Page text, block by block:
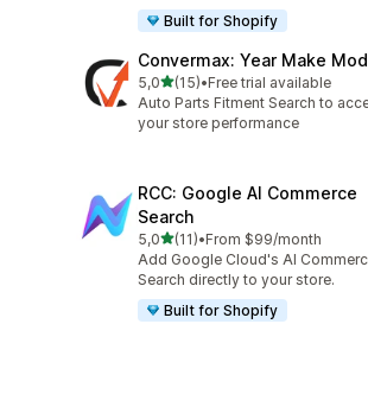
Built for Shopify
Convermax: Year Make
5,05 yıldız üzerinden
(15)
toplam 15 değerlendirme
•Free trial available
Auto Parts Fitment Search to
your store performance
RCC: Google AI Commerce
Search
5,05 yıldız üzerinden
(11)
toplam 11 değerlendirme
•From $99/month
Add Google Cloud's AI
Search directly to your store.
Built for Shopify